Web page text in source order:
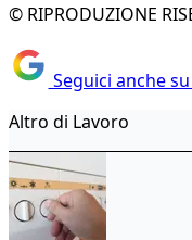
© RIPRODUZIONE
Seguici anche
Altro di Lavoro